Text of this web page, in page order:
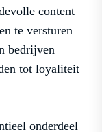
content
te versturen
bedrijven
tot loyaliteit
onderdeel